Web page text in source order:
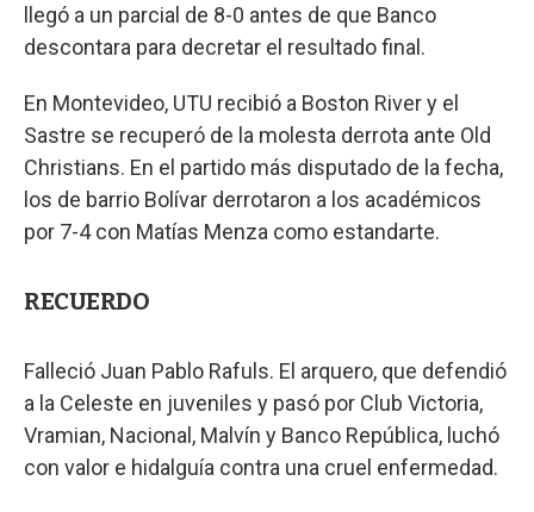
llegó a un parcial de 8-0 antes de que Banco
descontara para decretar el resultado final.
En Montevideo, UTU recibió a Boston River y el
Sastre se recuperó de la molesta derrota ante Old
Christians. En el partido más disputado de la fecha,
los de barrio Bolívar derrotaron a los académicos
por 7-4 con Matías Menza como estandarte.
RECUERDO
Falleció Juan Pablo Rafuls. El arquero, que defendió
a la Celeste en juveniles y pasó por Club Victoria,
Vramian, Nacional, Malvín y Banco República, luchó
con valor e hidalguía contra una cruel enfermedad.